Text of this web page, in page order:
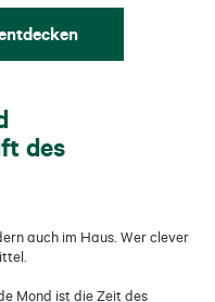
des
auch im Haus. Wer clever
Mond ist die Zeit des